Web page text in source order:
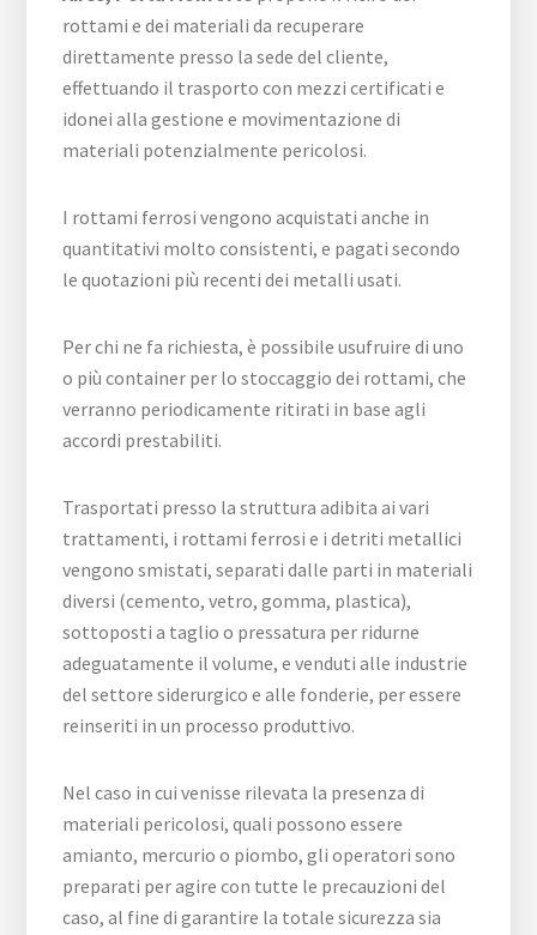
rottami e dei materiali da recuperare
direttamente presso la sede del cliente,
effettuando il trasporto con mezzi certificati e
idonei alla gestione e movimentazione di
materiali potenzialmente pericolosi.
I rottami ferrosi vengono acquistati anche in
quantitativi molto consistenti, e pagati secondo
le quotazioni più recenti dei metalli usati.
Per chi ne fa richiesta, è possibile usufruire di uno
o più container per lo stoccaggio dei rottami, che
verranno periodicamente ritirati in base agli
accordi prestabiliti.
Trasportati presso la struttura adibita ai vari
trattamenti, i rottami ferrosi e i detriti metallici
vengono smistati, separati dalle parti in materiali
diversi (cemento, vetro, gomma, plastica),
sottoposti a taglio o pressatura per ridurne
adeguatamente il volume, e venduti alle industrie
del settore siderurgico e alle fonderie, per essere
reinseriti in un processo produttivo.
Nel caso in cui venisse rilevata la presenza di
materiali pericolosi, quali possono essere
amianto, mercurio o piombo, gli operatori sono
preparati per agire con tutte le precauzioni del
caso, al fine di garantire la totale sicurezza sia